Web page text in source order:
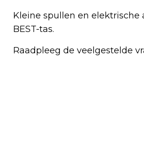
Kleine spullen en
BEST-tas.
Raadpleeg de veelgestelde